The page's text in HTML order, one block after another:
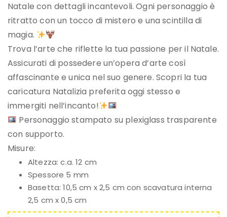
Natale con dettagli incantevoli. Ogni personaggio è
ritratto con un tocco di mistero e una scintilla di
magia.
Trova l’arte che riflette la tua passione per il Natale.
Assicurati di possedere un’opera d’arte così
affascinante e unica nel suo genere. Scopri la tua
caricatura Natalizia preferita oggi stesso e
immergiti nell’incanto!
Personaggio stampato su plexiglass trasparente
con supporto.
Misure:
Altezza: c.a. 12 cm
Spessore 5 mm
Basetta: 10,5 cm x 2,5 cm con scavatura interna
2,5 cm x 0,5 cm